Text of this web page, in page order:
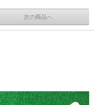
次の商品へ